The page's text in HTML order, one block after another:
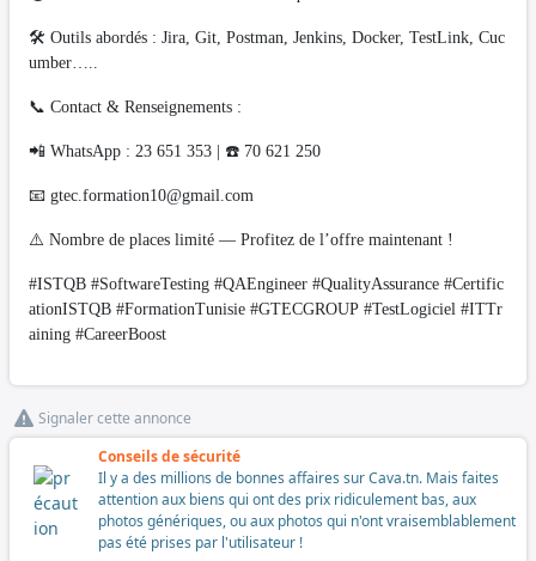
🛠 Outils abordés : Jira, Git, Postman, Jenkins, Docker, TestLink, Cuc
umber…..
📞 Contact & Renseignements :
📲 WhatsApp : 23 651 353 | ☎️ 70 621 250
📧 gtec.formation10@gmail.com
⚠️ Nombre de places limité — Profitez de l’offre maintenant !
#ISTQB #SoftwareTesting #QAEngineer #QualityAssurance #Certific
ationISTQB #FormationTunisie #GTECGROUP #TestLogiciel #ITTr
aining #CareerBoost
Signaler cette annonce
Conseils de sécurité
Il y a des millions de bonnes affaires sur Cava.tn. Mais faites
attention aux biens qui ont des prix ridiculement bas, aux
photos génériques, ou aux photos qui n'ont vraisemblablement
pas été prises par l'utilisateur !